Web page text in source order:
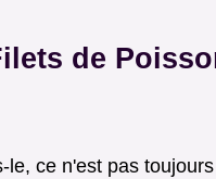
de
le, ce n'est pas